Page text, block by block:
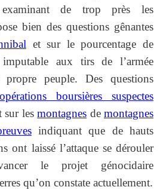
de trop près les
bien des questions gênantes
et sur le pourcentage de
aux tirs de l’armée
peuple. Des questions
opérations boursières suspectes
sur lesmontagnes demontagnes
indiquant que de hauts
ont laissé l’attaque se dérouler
le projet génocidaire
qu’on constate actuellement.